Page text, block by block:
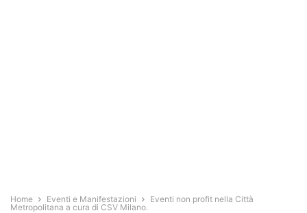
Home Eventi e Manifestazioni
Eventi non profit nella Città
Metropolitana a cura di CSV Milano.